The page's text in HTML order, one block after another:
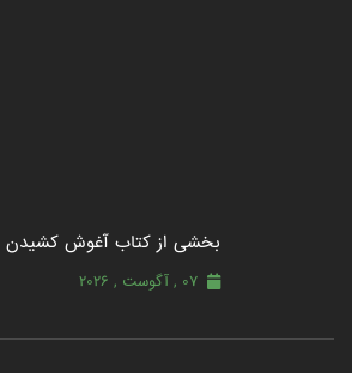
بخشی از کتاب آغوش کشیدن
07 , آگوست , 2026